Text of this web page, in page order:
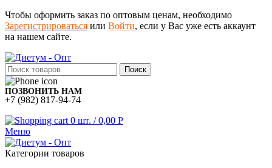
Чтобы оформить заказ по оптовым ценам, необходимо
Зарегистрироваться или Войти, если у Вас уже есть аккаунт
на нашем сайте.
Поиск
ПОЗВОНИТЬ НАМ
+7 (982) 817-94-74
0 шт. / 0,00 Р
Меню
Категории товаров